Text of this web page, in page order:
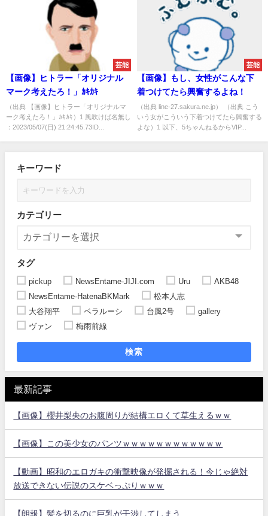
芸能
【画像】ヒトラー「オリジナル
マーク考えたろ！」ｶｷｶｷ
（出典 【画像】ヒトラー「オリジナルマ
ーク考えたろ！」ｶｷｶｷ）1 風吹けば名無し
：2023/05/07(日) 21:24:45.73ID...
芸能
【画像】もし、女性がこんな下
着つけてたら興奮するよね！
（出典 line-27.sakura.ne.jp） （出典 こう
いう女がこういう下着つけてたら興奮する
よな）1 以下、5ちゃんねるからVIP...
キーワード
カテゴリー
タグ
pickup NewsEntame-JIJI.com Uru
AKB48
NewsEntame-HatenaBKMark
松本人志
大谷翔平
ベラルーシ 台風2号
gallery
ヴァン
梅雨前線
検索
最新記事
【画像】櫻井梨央のお腹周りが結構エロくて草生えるｗｗ
【画像】この美少女のパンツｗｗｗｗｗｗｗｗｗｗｗｗ
【動画】昭和のエロガキの衝撃映像が発掘される！今じゃ絶対
放送できない伝説のスケベっぷりｗｗｗ
【朗報】髪を切るのに巨乳が干渉してしまう